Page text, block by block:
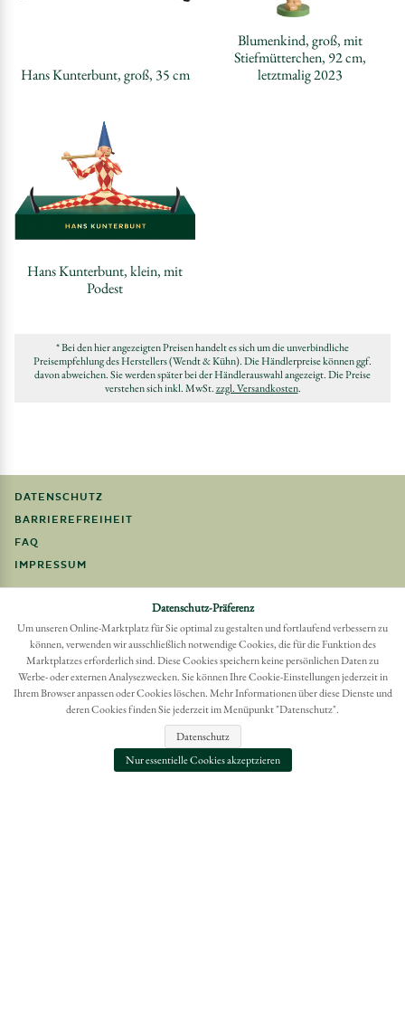
Hans Kunterbunt, groß, 35 cm
Blumenkind, groß, mit
Stiefmütterchen, 92 cm,
letztmalig 2023
Hans Kunterbunt, klein, mit
Podest
* Bei den hier angezeigten Preisen handelt es sich um die unverbindliche
Preisempfehlung des Herstellers (Wendt & Kühn). Die Händlerpreise können ggf.
davon abweichen. Sie werden später bei der Händlerauswahl angezeigt. Die Preise
verstehen sich inkl. MwSt.zzgl. Versandkosten.
DATENSCHUTZ
BARRIEREFREIHEIT
FAQ
IMPRESSUM
Möchten Sie eine Bestellung widerrufen?
Hier Widerruf mit wenigen Klicks online erreichen
BESTELLUNG WIDERRUFEN
Datenschutz-Präferenz
Um unseren Online-Marktplatz für Sie optimal zu gestalten und fortlaufend verbessern zu
können, verwenden wir ausschließlich notwendige Cookies, die für die Funktion des
Marktplatzes erforderlich sind. Diese Cookies speichern keine persönlichen Daten zu
Werbe- oder externen Analysezwecken. Sie können Ihre Cookie-Einstellungen jederzeit in
Ihrem Browser anpassen oder Cookies löschen. Mehr Informationen über diese Dienste und
deren Cookies finden Sie jederzeit im Menüpunkt "Datenschutz".
Datenschutz
Nur essentielle Cookies akzeptzieren